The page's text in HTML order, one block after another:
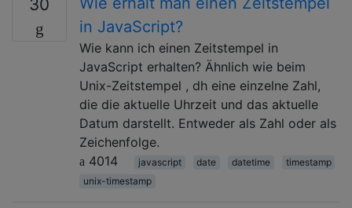
30
in JavaScript?
Wie kann ich einen Zeitstempel in
JavaScript erhalten? Ähnlich wie beim
Unix-Zeitstempel , dh eine einzelne Zahl,
die die aktuelle Uhrzeit und das aktuelle
Datum darstellt. Entweder als Zahl oder als
Zeichenfolge.
4014
javascript date datetime
timestamp
unix-timestamp